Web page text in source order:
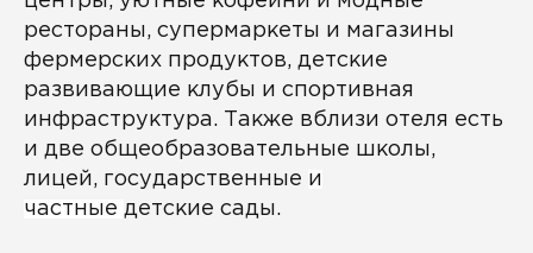
рестораны, супермаркеты и магазины
фермерских продуктов, детские
развивающие клубы и спортивная
инфраструктура. Также вблизи отеля есть
и две общеобразовательные школы,
лицей, государственные и
частные детские сады.